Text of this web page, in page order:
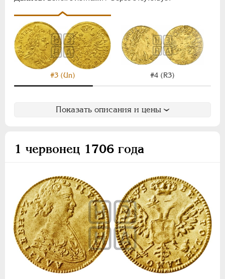
#3 (Un) #4 (R3)
Показать описания и цены
1 червонец 1706 года
АЛЕКСАНДР II 1855-1881
АЛЕКСАНДР III 1881-1894
НИКОЛАЙ II 1894-1917
ВРЕМЕННОЕ ПРАВ. 1917-1918
ИНОСТРАННЫЕ 1768-1918